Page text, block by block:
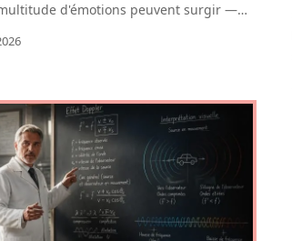
d'émotions peuvent surgir —…